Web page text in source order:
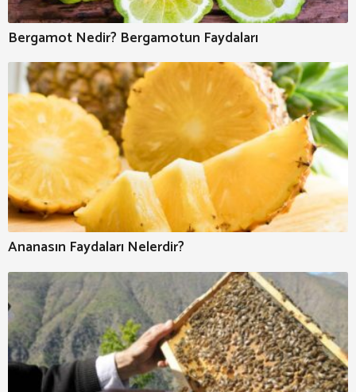
Bergamot Nedir? Bergamotun Faydaları
Ananasın Faydaları Nelerdir?